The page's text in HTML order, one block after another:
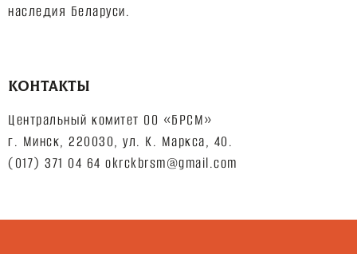
наследия Беларуси.
КОНТАКТЫ
Центральный комитет ОО «БРСМ»
г. Минск, 220030, ул. К. Маркса, 40.
(017) 371 04 64 okrckbrsm@gmail.com